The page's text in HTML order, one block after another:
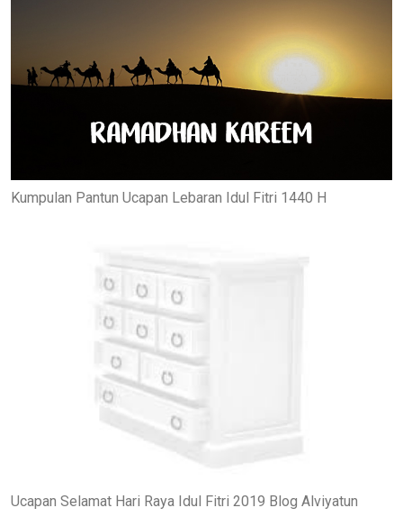
Kumpulan Pantun Ucapan Lebaran Idul Fitri 1440 H
Ucapan Selamat Hari Raya Idul Fitri 2019 Blog Alviyatun